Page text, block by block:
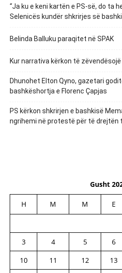
“Ja ku e keni kartën e PS-së, do ta
Selenicës kundër shkrirjes së
Belinda Balluku paraqitet në SPAK
Kur narrativa kërkon të
Dhunohet Elton Qyno, gazetari
bashkëshortja e Florenc Çapjas
PS kërkon shkrirjen e bashkisë
ngrihemi në protestë për të drejtën
Gusht
H M M E
3
4 5 6
10
11 12 13